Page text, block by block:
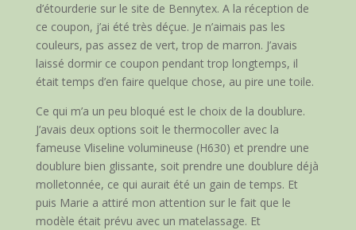
d’étourderie sur le site de Bennytex. A la réception de
ce coupon, j’ai été très déçue. Je n’aimais pas les
couleurs, pas assez de vert, trop de marron. J’avais
laissé dormir ce coupon pendant trop longtemps, il
était temps d’en faire quelque chose, au pire une toile.
Ce qui m’a un peu bloqué est le choix de la doublure.
J’avais deux options soit le thermocoller avec la
fameuse Vliseline volumineuse (H630) et prendre une
doublure bien glissante, soit prendre une doublure déjà
molletonnée, ce qui aurait été un gain de temps. Et
puis Marie a attiré mon attention sur le fait que le
modèle était prévu avec un matelassage. Et